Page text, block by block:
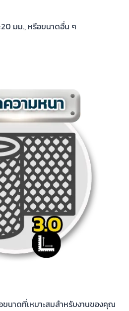
มม., หรือขนาดอื่น ๆ
ขนาดที่เหมาะสมสำหรับงานของคุณ